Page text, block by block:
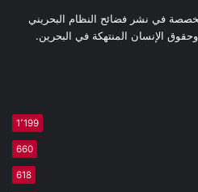
في نشر فضائح النظام البحريني
الإنسان المنتهكة في البحرين.
1٬199
660
618